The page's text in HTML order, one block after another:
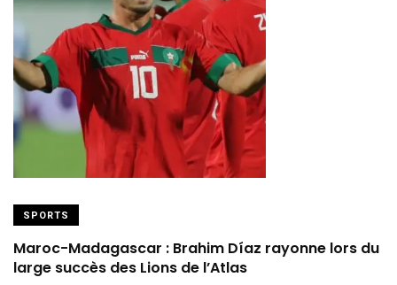
SPORTS
Maroc-Madagascar : Brahim Díaz rayonne lors du
large succès des Lions de l’Atlas